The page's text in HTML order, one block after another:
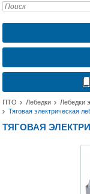
ПТО Лебедки Лебедки
Тяговая электрическая
ТЯГОВАЯ